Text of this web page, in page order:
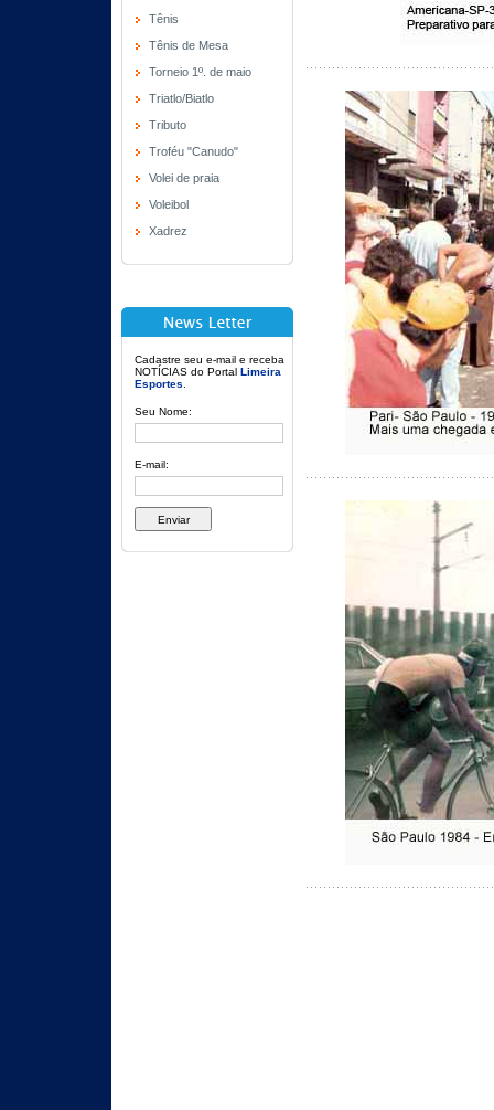
Tênis
Tênis de Mesa
Torneio 1º. de maio
Triatlo/Biatlo
Tributo
Troféu "Canudo"
Volei de praia
Voleibol
Xadrez
Cadastre seu e-mail e receba
NOTÍCIAS do Portal Limeira
Esportes
Seu Nome:
E-mail: